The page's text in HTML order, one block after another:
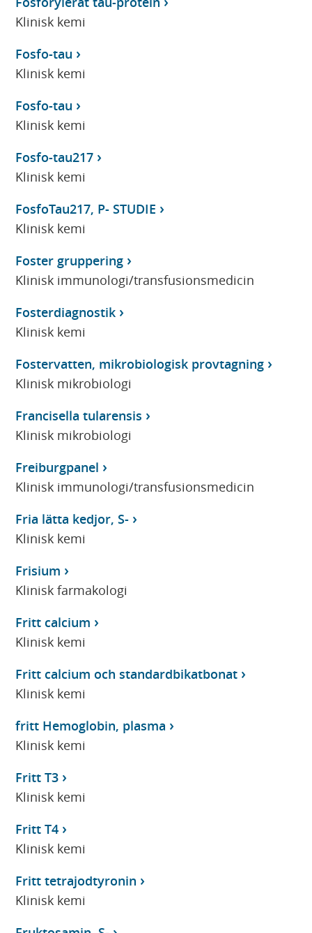
Klinisk kemi
Fosfo-tau
Klinisk kemi
Fosfo-tau
Klinisk kemi
Fosfo-tau217
Klinisk kemi
FosfoTau217, P- STUDIE
Klinisk kemi
Foster gruppering
Klinisk immunologi/transfusionsmedicin
Fosterdiagnostik
Klinisk kemi
Fostervatten, mikrobiologisk provtagning
Klinisk mikrobiologi
Francisella tularensis
Klinisk mikrobiologi
Freiburgpanel
Klinisk immunologi/transfusionsmedicin
Fria lätta kedjor, S-
Klinisk kemi
Frisium
Klinisk farmakologi
Fritt calcium
Klinisk kemi
Fritt calcium och standardbikatbonat
Klinisk kemi
fritt Hemoglobin, plasma
Klinisk kemi
Fritt T3
Klinisk kemi
Fritt T4
Klinisk kemi
Fritt tetrajodtyronin
Klinisk kemi